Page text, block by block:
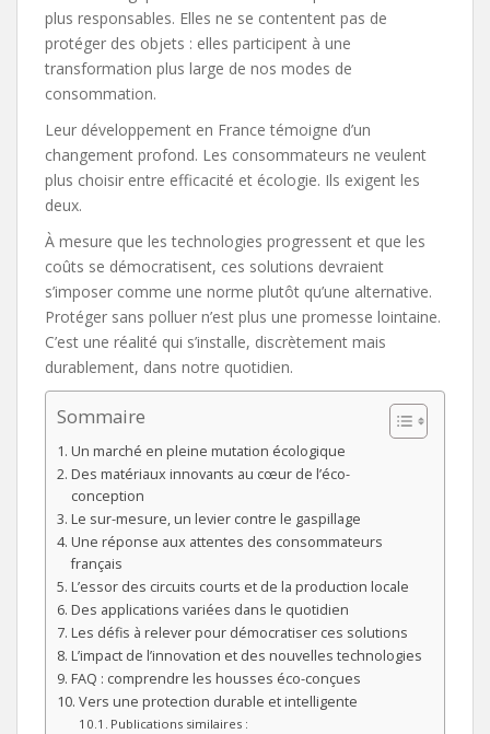
plus responsables. Elles ne se contentent pas de
protéger des objets : elles participent à une
transformation plus large de nos modes de
consommation.
Leur développement en France témoigne d’un
changement profond. Les consommateurs ne veulent
plus choisir entre efficacité et écologie. Ils exigent les
deux.
À mesure que les technologies progressent et que les
coûts se démocratisent, ces solutions devraient
s’imposer comme une norme plutôt qu’une alternative.
Protéger sans polluer n’est plus une promesse lointaine.
C’est une réalité qui s’installe, discrètement mais
durablement, dans notre quotidien.
Sommaire
Un marché en pleine mutation écologique
Des matériaux innovants au cœur de l’éco-
conception
Le sur-mesure, un levier contre le gaspillage
Une réponse aux attentes des consommateurs
français
L’essor des circuits courts et de la production locale
Des applications variées dans le quotidien
Les défis à relever pour démocratiser ces solutions
L’impact de l’innovation et des nouvelles technologies
FAQ : comprendre les housses éco-conçues
Vers une protection durable et intelligente
Publications similaires :